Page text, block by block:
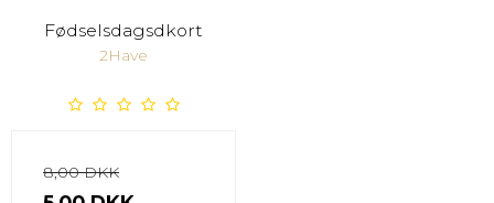
Fødselsdagsdkort
2Have
8,00 DKK